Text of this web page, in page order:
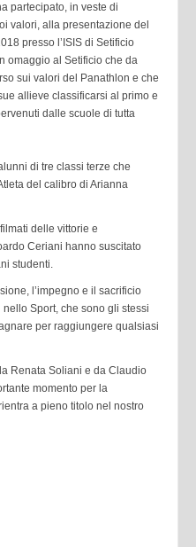
partecipato, in veste di
valori, alla presentazione del
presso l’ISIS di Setificio
omaggio al Setificio che da
sui valori del Panathlon e che
allieve classificarsi al primo e
dalle scuole di tutta
di tre classi terze che
del calibro di Arianna
delle vittorie e
Ceriani hanno suscitato
studenti.
l’impegno e il sacrificio
Sport, che sono gli stessi
per raggiungere qualsiasi
Renata Soliani e da Claudio
momento per la
a pieno titolo nel nostro